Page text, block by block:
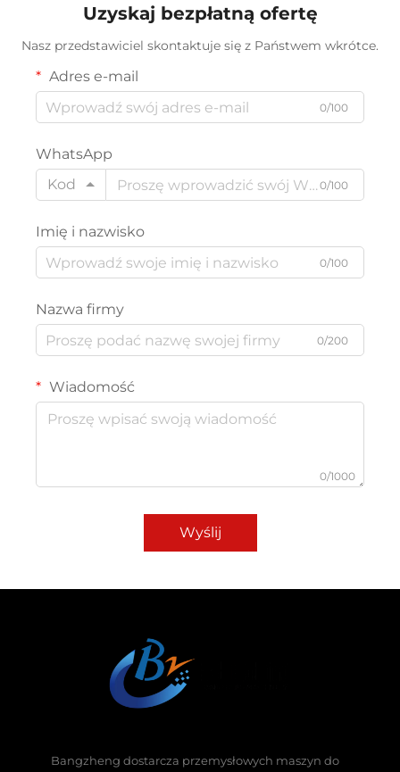
Uzyskaj bezpłatną ofertę
Nasz przedstawiciel skontaktuje się z Państwem wkrótce.
Adres e-mail
0/100
WhatsApp
Kod
0/100
Imię i nazwisko
0/100
Nazwa firmy
0/200
Wiadomość
0/1000
Wyślij
Bangzheng dostarcza przemysłowych maszyn do